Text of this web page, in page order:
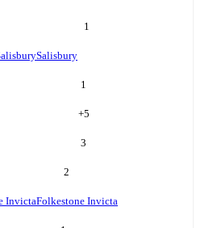
1
Salisbury
1
+5
3
2
InvictaFolkestone Invicta